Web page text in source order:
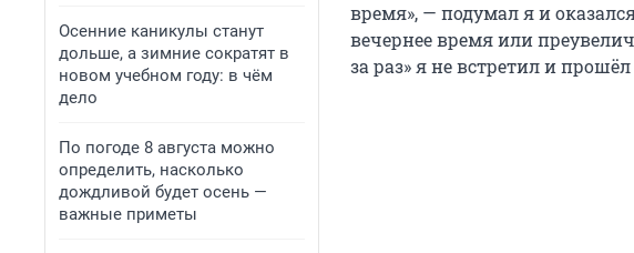
Осенние каникулы станут
дольше, а зимние сократят в
новом учебном году: в чём
дело
По погоде 8 августа можно
определить, насколько
дождливой будет осень —
важные приметы
время», — подумал я и
вечернее время или
за раз» я не встретил и